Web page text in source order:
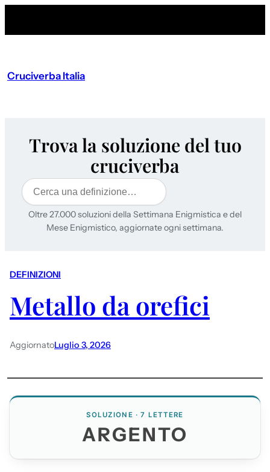
Cruciverba Italia
Trova la soluzione del tuo
cruciverba
Cerca
Oltre 27.000 soluzioni della Settimana Enigmistica e del
Mese Enigmistico, aggiornate ogni settimana.
DEFINIZIONI
Metallo da orefici
AggiornatoLuglio 3, 2026
SOLUZIONE · 7 LETTERE
ARGENTO